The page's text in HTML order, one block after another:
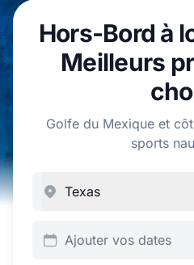
€ EUR
Polski
Hors-Bord à
Meilleurs
Golfe du Mexique et
sports
Ajouter vos dates